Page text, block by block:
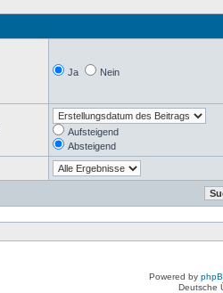
Ja Nein
Aufsteigend
Absteigend
Powered by
Deutsche